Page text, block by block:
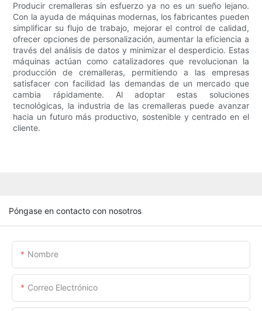
Producir cremalleras sin esfuerzo ya no es un sueño lejano.
Con la ayuda de máquinas modernas, los fabricantes pueden
simplificar su flujo de trabajo, mejorar el control de calidad,
ofrecer opciones de personalización, aumentar la eficiencia a
través del análisis de datos y minimizar el desperdicio. Estas
máquinas actúan como catalizadores que revolucionan la
producción de cremalleras, permitiendo a las empresas
satisfacer con facilidad las demandas de un mercado que
cambia rápidamente. Al adoptar estas soluciones
tecnológicas, la industria de las cremalleras puede avanzar
hacia un futuro más productivo, sostenible y centrado en el
cliente.
Póngase en contacto con nosotros
Nombre
Correo Electrónico